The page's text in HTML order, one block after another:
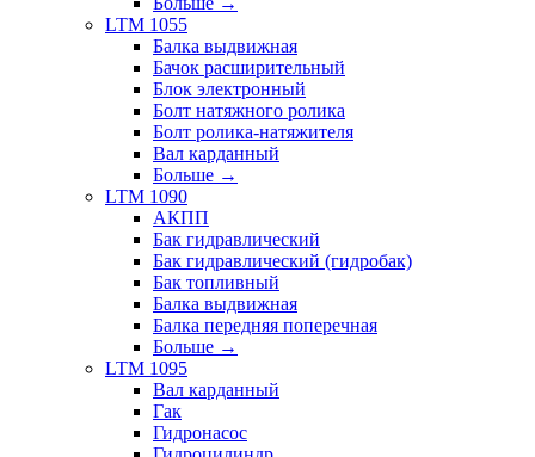
LTM 1055
Балка выдвижная
Бачок расширительный
Блок электронный
Болт натяжного ролика
Болт ролика-натяжителя
Вал карданный
Больше →
LTM 1090
АКПП
Бак гидравлический
Бак гидравлический (гидробак)
Бак топливный
Балка выдвижная
Балка передняя поперечная
Больше →
LTM 1095
Вал карданный
Гак
Гидронасос